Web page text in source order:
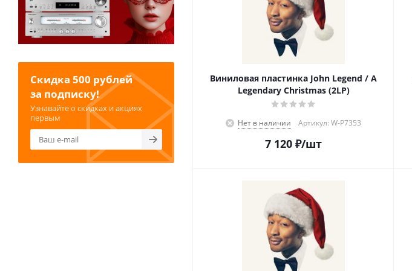
Виниловая пластинка John Legend / A
Legendary Christmas (2LP)
Нет в наличии Артикул: W-P7353
7 120 ₽/шт
Скидка 500 рублей
за подписку!
Узнавайте о скидках и акциях
первым